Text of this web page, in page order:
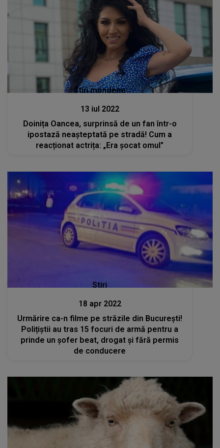
Stiri mondene
13 iul 2022
Doinița Oancea, surprinsă de un fan într-o
ipostază neașteptată pe stradă! Cum a
reacționat actrița: „Era șocat omul”
Stiri
18 apr 2022
Urmărire ca-n filme pe străzile din București!
Polițiștii au tras 15 focuri de armă pentru a
prinde un șofer beat, drogat și fără permis
de conducere